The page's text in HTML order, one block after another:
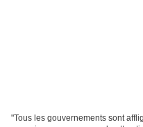
"Tous les gouvernements sont